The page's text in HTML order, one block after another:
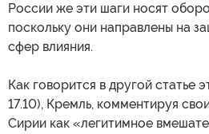
России же эти шаги носят
поскольку они направлены на
сфер влияния.
Как говорится в другой статье
17.10), Кремль, комментируя
Сирии как «легитимное